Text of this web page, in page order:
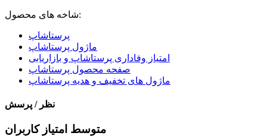
شاخه های محصول:
پرستاشاپ
ماژول پرستاشاپ
امتیاز وفاداری پرستاشاپ و بازاریابی
صفحه محصول پرستاشاپ
ماژول های تخفیف و هدیه پرستاشاپ
نظر / پرسش
متوسط امتیاز کاربران